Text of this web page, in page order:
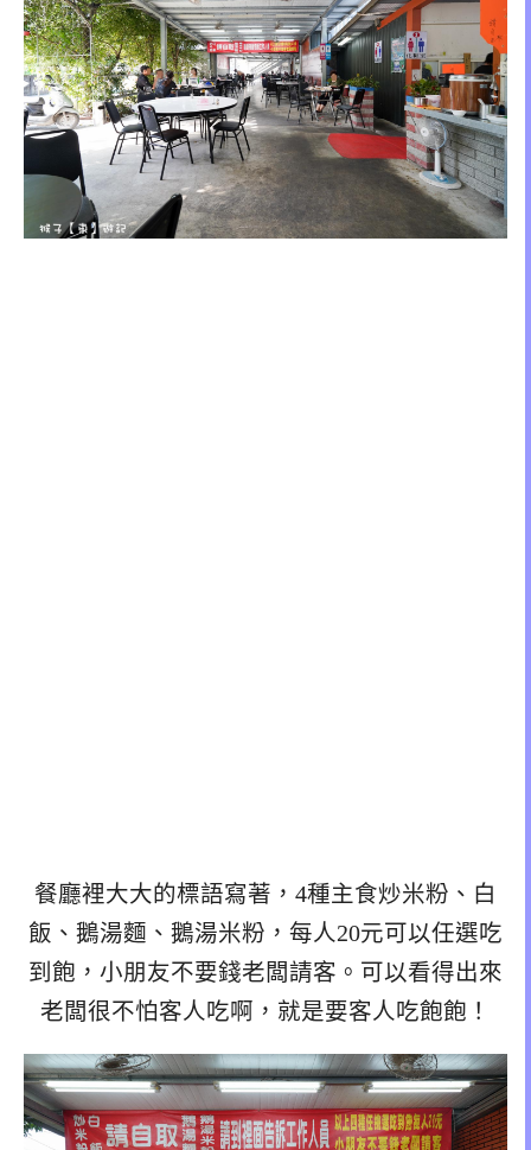
餐廳裡大大的標語寫著，4種主食炒米粉、白
飯、鵝湯麵、鵝湯米粉，每人20元可以任選吃
到飽，小朋友不要錢老闆請客。可以看得出來
老闆很不怕客人吃啊，就是要客人吃飽飽！